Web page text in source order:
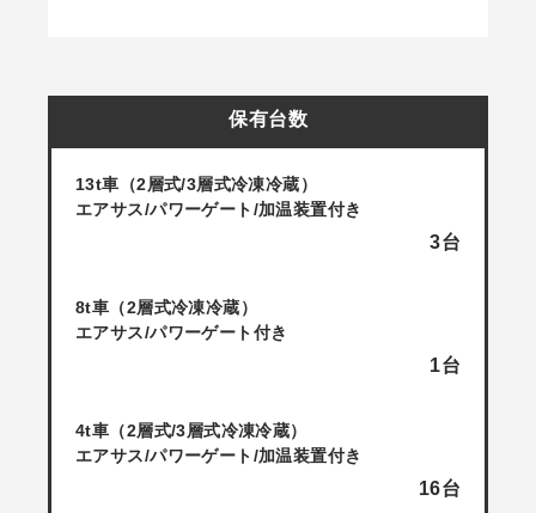
保有台数
13t車（2層式/3層式冷凍冷蔵）
エアサス/パワーゲート/加温装置付き
3台
8t車（2層式冷凍冷蔵）
エアサス/パワーゲート付き
1台
4t車（2層式/3層式冷凍冷蔵）
エアサス/パワーゲート/加温装置付き
16台